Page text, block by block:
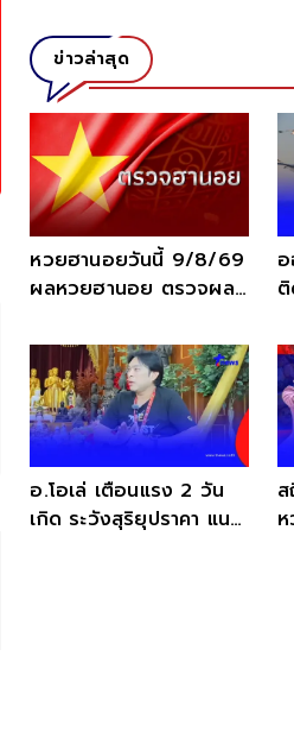
ข่าวล่าสุด
หวยฮานอยวันนี้ 9/8/69
ผลหวยฮานอย ตรวจผล
อ.โอเล่ เตือนแรง 2 วัน
เกิด ระวังสุริยุปราคา แนะ